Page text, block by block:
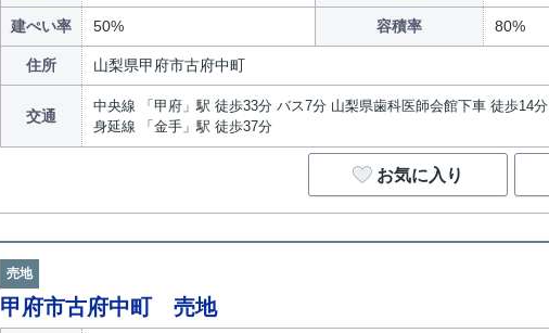
建ぺい率 50% 容積率 80%
住所 山梨県甲府市古府中町
交通
中央線 「甲府」駅 徒歩33分 バス7分 山梨県歯科医師会館下車 徒歩14分
身延線 「金手」駅 徒歩37分
お気に入り
売地
甲府市古府中町 売地